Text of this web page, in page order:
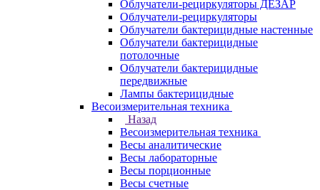
Облучатели-рециркуляторы ДЕЗАР
Облучатели-рециркуляторы
Облучатели бактерицидные настенные
Облучатели бактерицидные
потолочные
Облучатели бактерицидные
передвижные
Лампы бактерицидные
Весоизмерительная техника
Назад
Весоизмерительная техника
Весы аналитические
Весы лабораторные
Весы порционные
Весы счетные